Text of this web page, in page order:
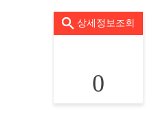
상세정보조회
0